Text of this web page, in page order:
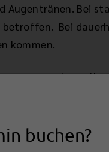
Bei
Bei
kommen.
regionalen
beim
Minderung des
buchen?